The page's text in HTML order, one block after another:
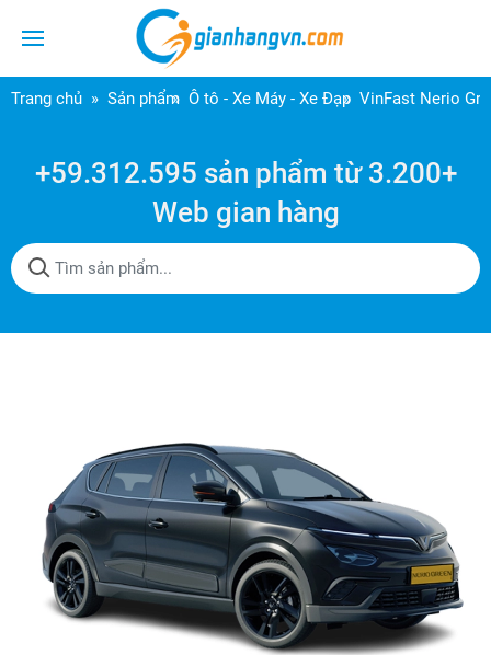
Trang chủ Sản phẩm Ô tô - Xe Máy - Xe Đạp VinFast Nerio
+59.312.595 sản phẩm từ 3.200+
Web gian hàng